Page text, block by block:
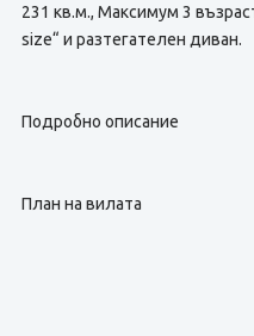
231 кв.м., Максимум 3
size“ и разтегателен диван.
Подробно описание
План на вилата